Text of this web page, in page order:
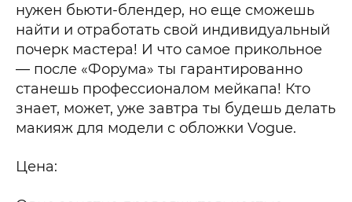
нужен бьюти-блендер, но еще сможешь
найти и отработать свой индивидуальный
почерк мастера! И что самое прикольное
— после «Форума» ты гарантированно
станешь профессионалом мейкапа! Кто
знает, может, уже завтра ты будешь делать
макияж для модели с обложки Vogue.
Цена: